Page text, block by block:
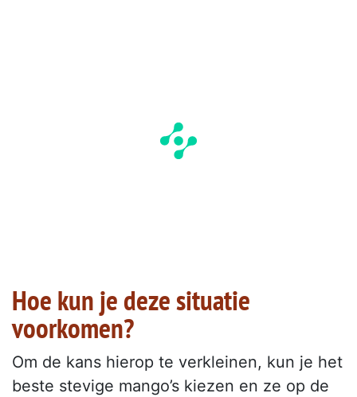
Hoe kun je deze situatie
voorkomen?
Om de kans hierop te verkleinen, kun je het
beste stevige mango’s kiezen en ze op de